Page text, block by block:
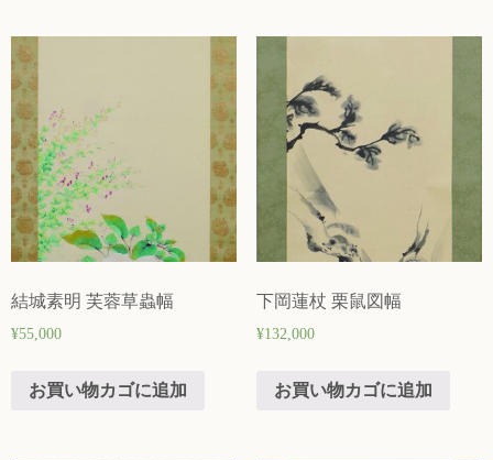
結城素明 芙蓉草蟲幅
¥55,000
お買い物カゴに追加
下岡蓮杖 栗鼠図幅
¥132,000
お買い物カゴに追加